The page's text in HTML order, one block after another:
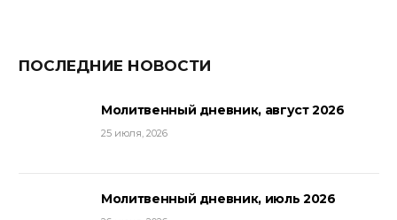
ПОСЛЕДНИЕ НОВОСТИ
Молитвенный дневник, август 2026
25 июля, 2026
Молитвенный дневник, июль 2026